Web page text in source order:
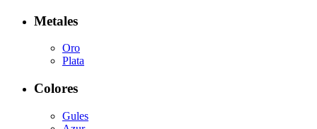
Metales
Oro
Plata
Colores
Gules